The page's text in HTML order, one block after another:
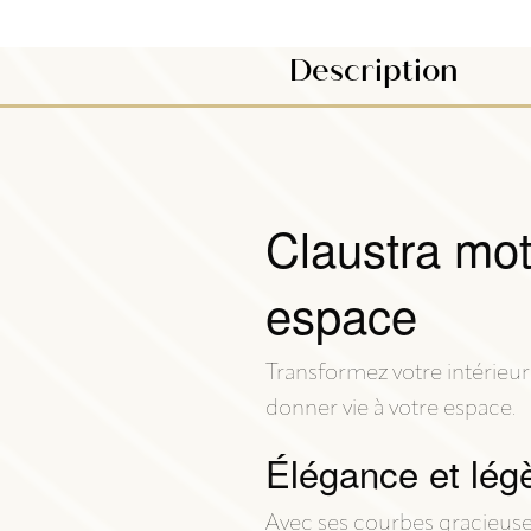
Description
Claustra
espace
Transformez votre
donner vie à votre espace.
Élégance et
Avec ses courbes